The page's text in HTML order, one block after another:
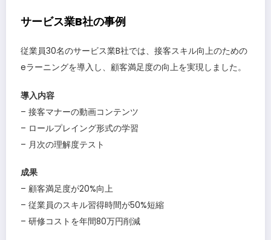
サービス業B社の事例
従業員30名のサービス業B社では、接客スキル向上のための
eラーニングを導入し、顧客満足度の向上を実現しました。
導入内容
– 接客マナーの動画コンテンツ
– ロールプレイング形式の学習
– 月次の理解度テスト
成果
– 顧客満足度が20%向上
– 従業員のスキル習得時間が50%短縮
– 研修コストを年間80万円削減